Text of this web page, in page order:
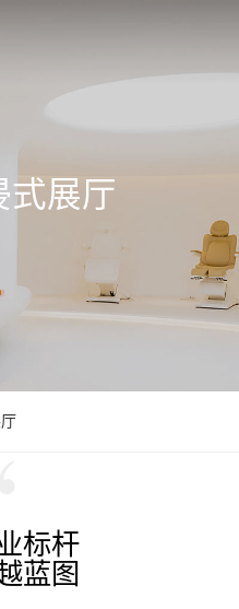
式展厅
标杆
蓝图